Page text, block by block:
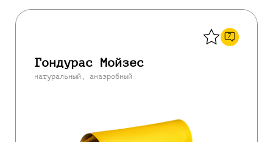
7
Гондурас Мойзес
натуральный, анаэробный